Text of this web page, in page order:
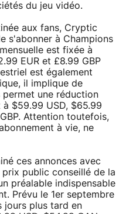
du jeu vidéo.
aux fans, Cryptic
s'abonner à Champions
est fixée à
EUR et £8.99 GBP
est également
il implique de
une réduction
$59.99 USD, $65.99
Attention toutefois,
à vie, ne
ces annonces avec
public conseillé de la
préalable indispensable
Prévu le 1er septembre
jours plus tard en